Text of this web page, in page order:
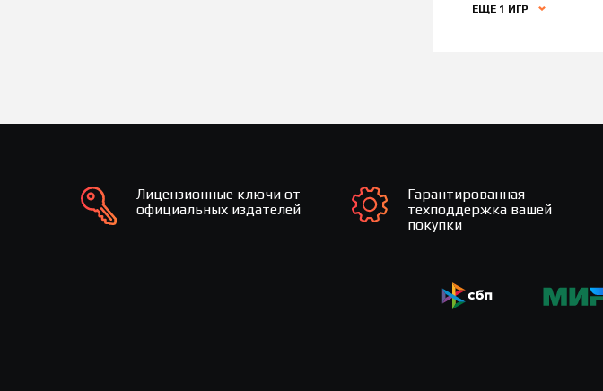
ЕЩЕ 1 ИГР
Лицензионные ключи от
официальных издателей
Гарантированная
техподдержка вашей
покупки